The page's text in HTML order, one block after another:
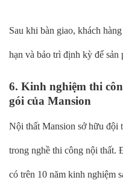
Sau khi bàn giao, khách
hạn và bảo trì định kỳ để
6. Kinh nghiệm thi
gói của Mansion
Nội thất Mansion sở hữu đội
trong nghề thi công nội thất.
có trên 10 năm kinh nghiệm